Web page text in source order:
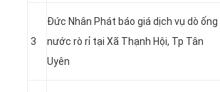
3
Đức Nhân Phát báo giá dịch vụ dò ống
nước rò rỉ tại Xã Thạnh Hội, Tp Tân
Uyên